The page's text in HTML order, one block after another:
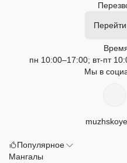
Перейти
пн 10:00–17:00; вт-пт
Мы в
Популярное
Мангалы